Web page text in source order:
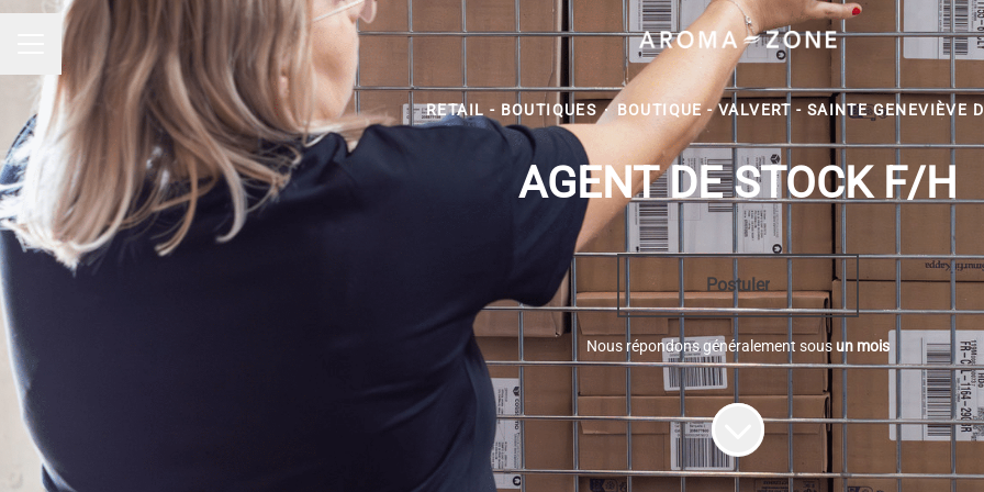
MENU CARRIÈRE
RETAIL - BOUTIQUES · BOUTIQUE - VALVERT - SAINTE GENEVIÈVE
AGENT DE STOCK F/H
Postuler
Nous répondons généralement sous un mois